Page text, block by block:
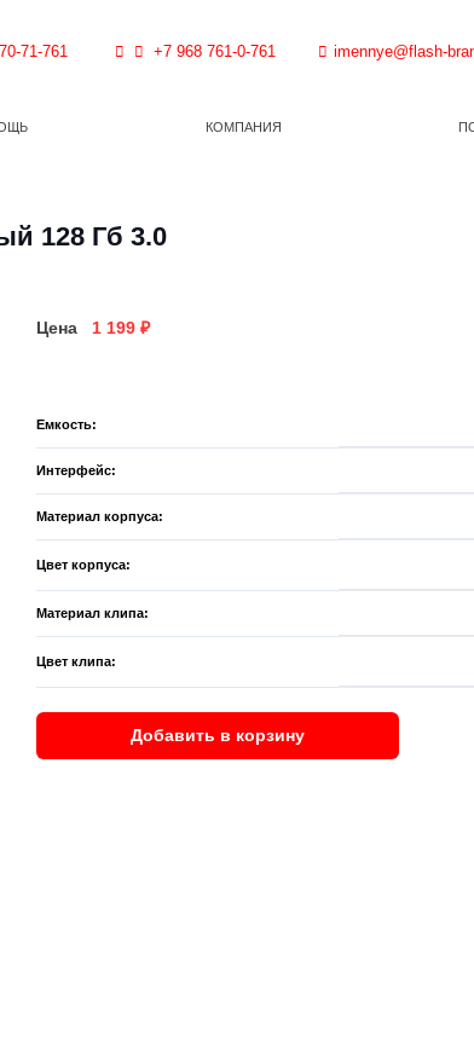
71-761 +7 968 761-0-761 imennye@flash-
КОМПАНИЯ
128 Гб 3.0
Цена 1 199 ₽
Емкость:
Интерфейс:
Материал корпуса:
Цвет корпуса:
Материал клипа:
Цвет клипа:
Добавить в корзину